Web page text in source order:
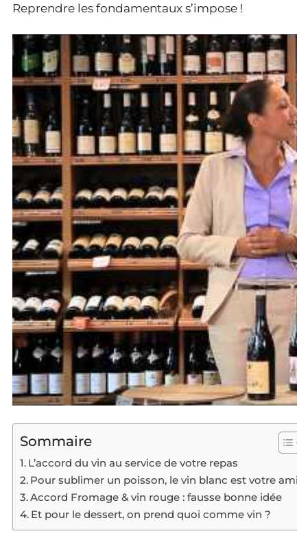
Reprendre les fondamentaux s’impose !
Sommaire
L’accord du vin au service de votre repas
Pour sublimer un poisson, le vin blanc est votre ami
Accord Fromage & vin rouge : fausse bonne idée
Et pour le dessert, on prend quoi comme vin ?